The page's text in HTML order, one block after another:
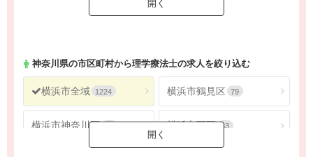
神奈川県 2692
神奈川県の市区町村から理学療法士の求人を絞り込む
横浜市全域 1224 横浜市鶴見区 79
横浜市神奈川区 横浜市西区 33